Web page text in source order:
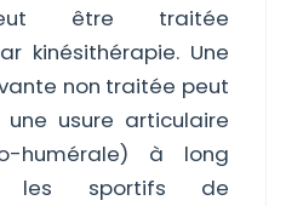
être traitée
kinésithérapie. Une
non traitée peut
une usure articulaire
humérale) à long
les sportifs de